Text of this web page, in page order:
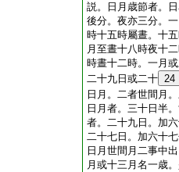
説。日月歳節者。
後分。夜亦三分。
時十五時屬晝。十
月至晝十八時夜十
時晝十二時。一月
二十九日或二十 24
日月。二者世間月
日月者。三十日半
者。二十九日。加
二十七日。加六十
日月世間月二事中
月或十三月名一歳